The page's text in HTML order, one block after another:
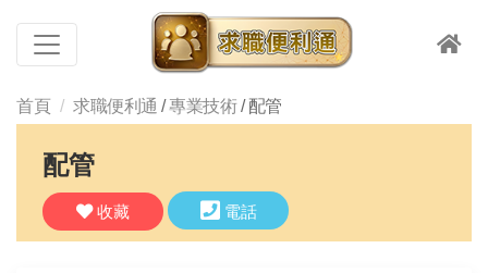
首頁 求職便利通 /專業技術/ 配管
配管
收藏 電話